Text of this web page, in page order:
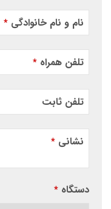
نام و نام خانوادگی *
تلفن همراه *
تلفن ثابت
نشانی *
دستگاه *